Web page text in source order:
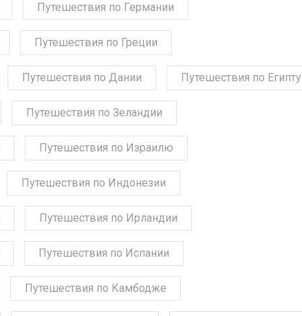
Путешествия по Германии
Путешествия по Греции
Путешествия по Дании Путешествия по Египту
Путешествия по Зеландии
Путешествия по Израилю
Путешествия по Индонезии
Путешествия по Ирландии
Путешествия по Испании
Путешествия по Камбодже